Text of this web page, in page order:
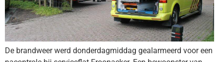
De brandweer werd donderdagmiddag gealarmeerd voor een